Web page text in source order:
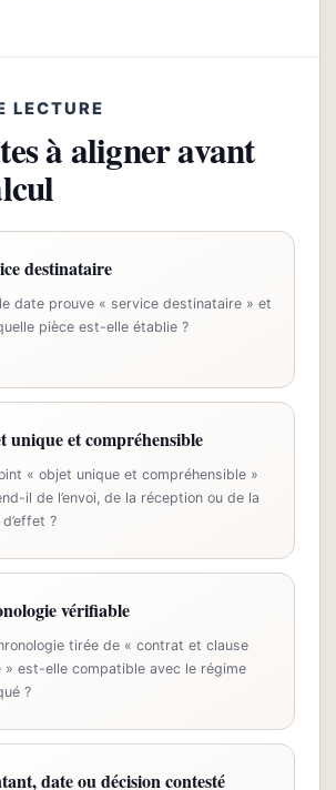
LECTURE
à aligner avant
destinataire
date prouve « service destinataire » et
pièce est-elle établie ?
unique et compréhensible
« objet unique et compréhensible »
il de l’envoi, de la réception ou de la
?
vérifiable
tirée de « contrat et clause
» est-elle compatible avec le régime
?
date ou décision contesté